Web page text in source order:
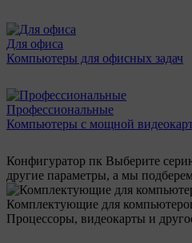
Для офиса
Компьютеры для офисных задач
Профессиональные
Компьютеры с мощной
Конфигуратор пк Выберите
другие параметры, а мы
Комплектующие для
Процессоры, видеокарты и